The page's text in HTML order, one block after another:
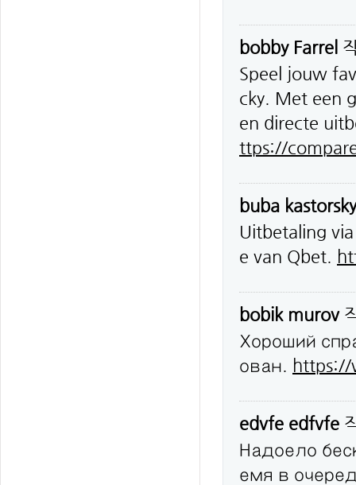
bobby Farrel
Speel jouw
cky. Met een
en directe
ttps://
buba kastorsky
Uitbetaling
e van Qbet.
bobik murov
Хороший
ован.
edvfe edfvfe
Надоело
емя в